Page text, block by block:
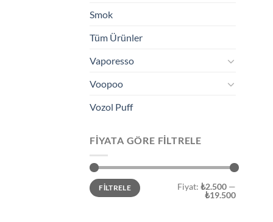
Smok
Tüm Ürünler
Vaporesso
Voopoo
Vozol Puff
FIYATA GÖRE FILTRELE
En
düşük
fiyat
En
yüksek
fiyat
FILTRELE Fiyat: ₺2.500 —
₺19.500